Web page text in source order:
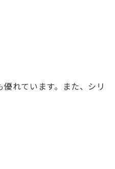
れています。また、シリ